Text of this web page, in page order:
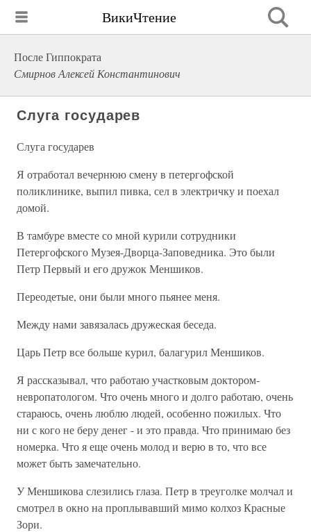
ВикиЧтение
После Гиппократа
Смирнов Алексей Константинович
Слуга государев
Слуга государев
Я отработал вечернюю смену в петергофской
поликлинике, выпил пивка, сел в электричку и поехал
домой.
В тамбуре вместе со мной курили сотрудники
Петергофского Музея-Дворца-Заповедника. Это были
Петр Первый и его дружок Меншиков.
Переодетые, они были много пьянее меня.
Между нами завязалась дружеская беседа.
Царь Петр все больше курил, балагурил Меншиков.
Я рассказывал, что работаю участковым доктором-
невропатологом. Что очень много и долго работаю, очень
стараюсь, очень люблю людей, особенно пожилых. Что
ни с кого не беру денег - и это правда. Что принимаю без
номерка. Что я еще очень молод и верю в то, что все
может быть замечательно.
У Меншикова слезились глаза. Петр в треуголке молчал и
смотрел в окно на проплывавший мимо колхоз Красные
Зори.